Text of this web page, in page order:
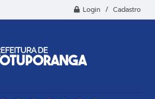
Login / Cadastro